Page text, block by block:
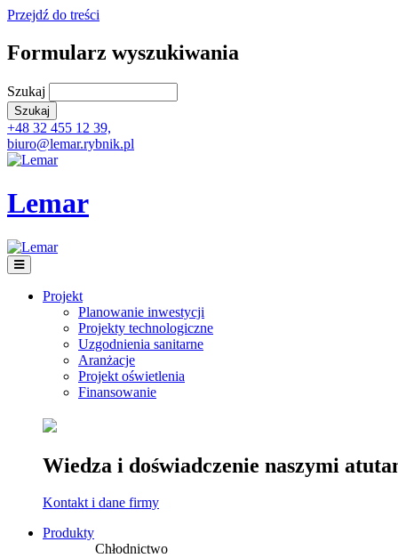
Przejdź do treści
Formularz wyszukiwania
Szukaj
+48 32 455 12 39,
biuro@lemar.rybnik.pl
Lemar
Projekt
Planowanie inwestycji
Projekty technologiczne
Uzgodnienia sanitarne
Aranżacje
Projekt oświetlenia
Finansowanie
Wiedza i doświadczenie naszymi
Kontakt i dane firmy
Produkty
Chłodnictwo